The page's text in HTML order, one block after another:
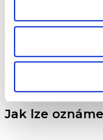
odboru legislativa a
Vnitřní
Jak lze